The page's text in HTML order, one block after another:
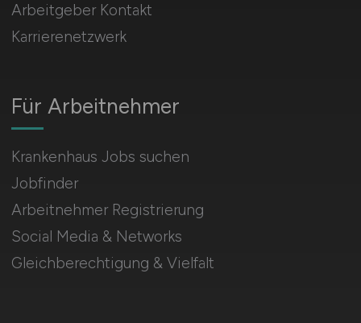
Für Arbeitnehmer
Krankenhaus Jobs suchen
Jobfinder
Arbeitnehmer Registrierung
Social Media & Networks
Gleichberechtigung & Vielfalt
Arbeitgeber Kontakt
Karrierenetzwerk